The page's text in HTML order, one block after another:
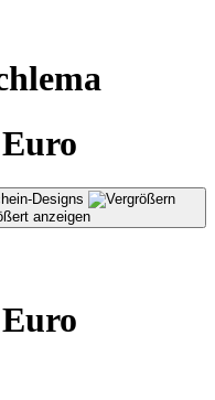
anzeigen